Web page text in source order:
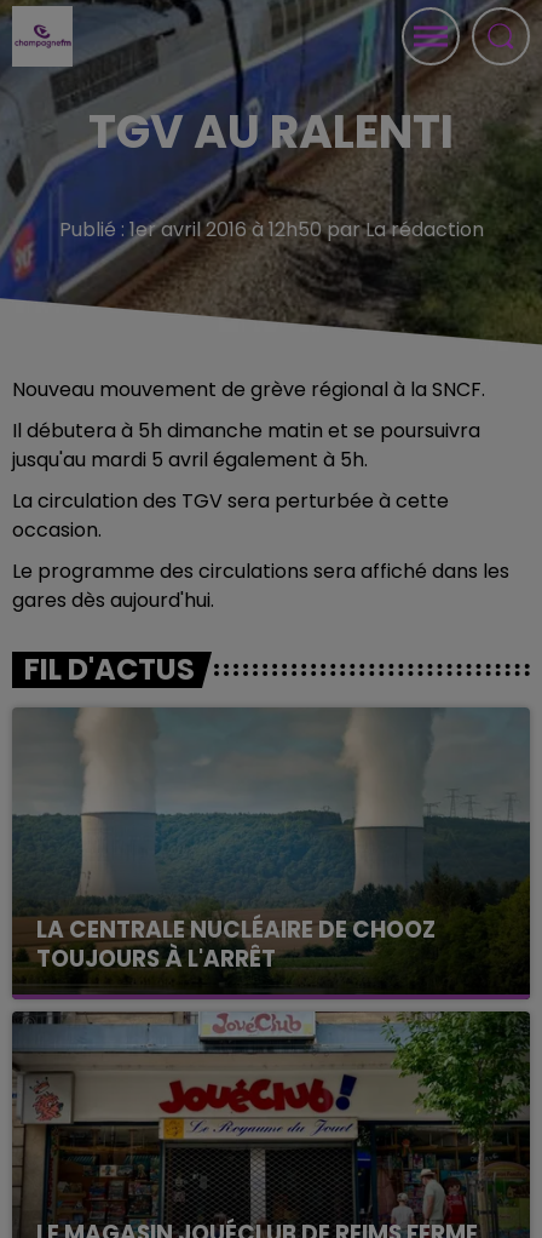
TGV AU RALENTI
Publié : 1er avril 2016 à 12h50 par La rédaction
Nouveau mouvement de grève régional à la SNCF.
Il débutera à 5h dimanche matin et se poursuivra
jusqu'au mardi 5 avril également à 5h.
La circulation des TGV sera perturbée à cette
occasion.
Le programme des circulations sera affiché dans les
gares dès aujourd'hui.
FIL D'ACTUS
LA CENTRALE NUCLÉAIRE DE CHOOZ
TOUJOURS À L'ARRÊT
Cela fait déjà une semaine que la centrale
nucléaire ardennaise est à l'arrêt. Une situation
justifiée par la sécheresse intense qui est toujours
présente.